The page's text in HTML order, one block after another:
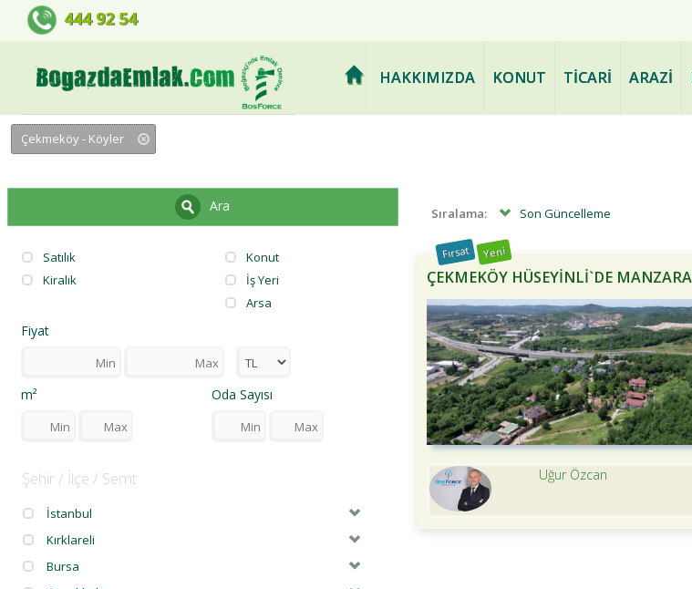
BOSFORCE EMLAK GELİŞTİRME ve PAZARLAMA -
444 92 54
HAKKIMIZDA KONUT TİCARİ ARAZİ
Çekmeköy - Köyler
Ara
Satılık
Kiralık
Konut
İş Yeri
Arsa
Fiyat
m² Oda Sayısı
Şehir / İlçe / Semt
İstanbul
Kırklareli
Bursa
Sıralama: Son Güncelleme
Fırsat Yeni
ÇEKMEKÖY HÜSEYINLI`DE
Uğur Özcan